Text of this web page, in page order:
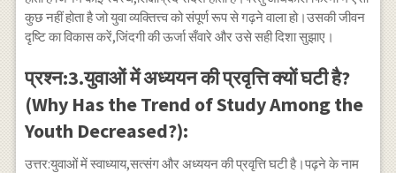
कुछ नहीं होता है जो युवा व्यक्तित्त्व को संपूर्ण रूप से गढ़ने वाला हो।उसकी जीवन
दृष्टि का विकास करें,जिंदगी की ऊर्जा सँवारे और उसे सही दिशा सुझाए।
प्रश्न:3.युवाओं में अध्ययन की प्रवृत्ति क्यों घटी है?
(Why Has the Trend of Study Among the
Youth Decreased?):
उत्तर:युवाओं में स्वाध्याय,सत्संग और अध्ययन की प्रवृत्ति घटी है।पढ़ने के नाम